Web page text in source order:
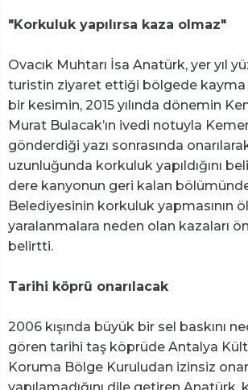
"Korkuluk yapılırsa kaza olmaz"
Ovacık Muhtarı İsa Anatürk, yer yıl
turistin ziyaret ettiği bölgede kayma
bir kesimin, 2015 yılında dönemin
Murat Bulacak’ın ivedi notuyla
gönderdiği yazı sonrasında
uzunluğunda korkuluk yapıldığını
dere kanyonun geri kalan
Belediyesinin korkuluk yapmasının
yaralanmalara neden olan kazaları
belirtti.
Tarihi köprü onarılacak
2006 kışında büyük bir sel baskını
gören tarihi taş köprüde Antalya
Koruma Bölge Kuruludan izinsiz
yapılamadığını dile getiren Anatürk,